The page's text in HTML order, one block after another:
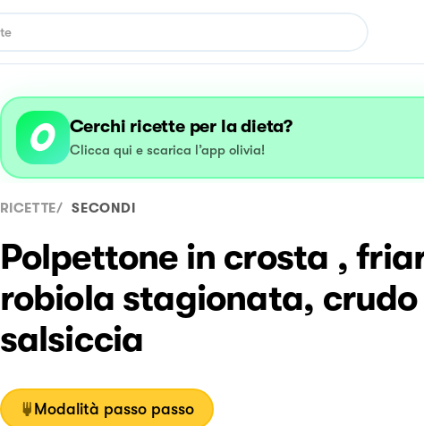
Cerchi ricette per la dieta?
Clicca qui e scarica l’app olivia!
RICETTE/ SECONDI
Polpettone in crosta ,
robiola stagionata, crudo
salsiccia
Modalità passo passo